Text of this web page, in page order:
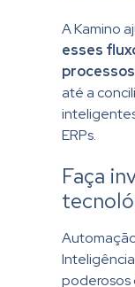
A Kamino
esses
processos
até a
ERPs.
Faça
poderosos